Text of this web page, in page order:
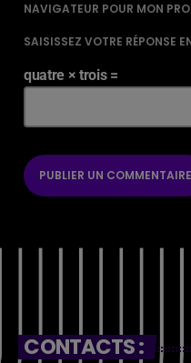
NAVIGATEUR POUR MON
SAISISSEZ VOTRE RÉPONSE
quatre × trois =
CONTACTS :